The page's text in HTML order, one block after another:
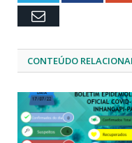
Email
CONTEÚDO